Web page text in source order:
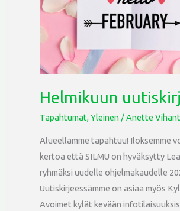
Helmikuun
Tapahtumat,Yleinen /Anette
Alueellamme tapahtuu! Iloksemme
kertoa että SILMU on hyväksytty
ryhmäksi uudelle ohjelmakaudelle
Uutiskirjeessämme on asiaa myös
Avoimet kylät kevään